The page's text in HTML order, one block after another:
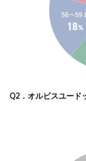
Q2．オルビスユード